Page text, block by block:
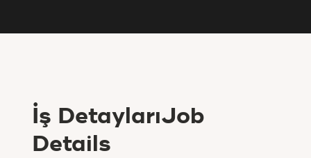
İş DetaylarıJob
Details